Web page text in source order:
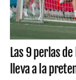
Las 9 perlas
lleva a la